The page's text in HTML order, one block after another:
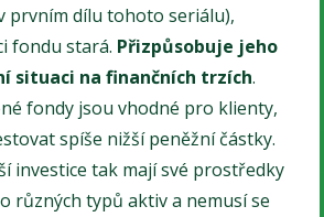
prvním dílu tohoto seriálu),
fondu stará. Přizpůsobuje jeho
situaci na finančních trzích.
fondy jsou vhodné pro klienty,
spíše nižší peněžní částky.
investice tak mají své prostředky
různých typů aktiv a nemusí se